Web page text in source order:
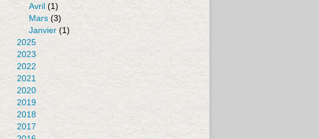
Avril (1)
Mars (3)
Janvier (1)
2025
2023
2022
2021
2020
2019
2018
2017